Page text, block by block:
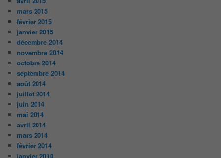
mars 2015
février 2015
janvier 2015
décembre 2014
novembre 2014
octobre 2014
septembre 2014
août 2014
juillet 2014
juin 2014
mai 2014
avril 2014
mars 2014
février 2014
janvier 2014